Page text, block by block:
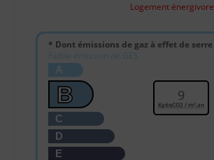
Logement énergivore
* Dont émissions de gaz à effet de serre
Faible émission de GES
A
B
C
D
E
9
KgéqCO2 / m².an